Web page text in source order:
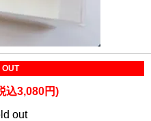
OUT
込3,080円)
out